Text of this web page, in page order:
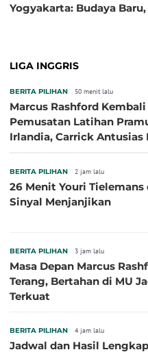
Yogyakarta: Budaya
LIGA INGGRIS
BERITA PILIHAN 50 menit lalu
Marcus Rashford
Pemusatan Latihan
Irlandia, Carrick Antusias
BERITA PILIHAN 2 jam lalu
26 Menit Youri Tielemans
Sinyal Menjanjikan
BERITA PILIHAN 3 jam lalu
Masa Depan Marcus
Terang, Bertahan di MU
Terkuat
BERITA PILIHAN 4 jam lalu
Jadwal dan Hasil